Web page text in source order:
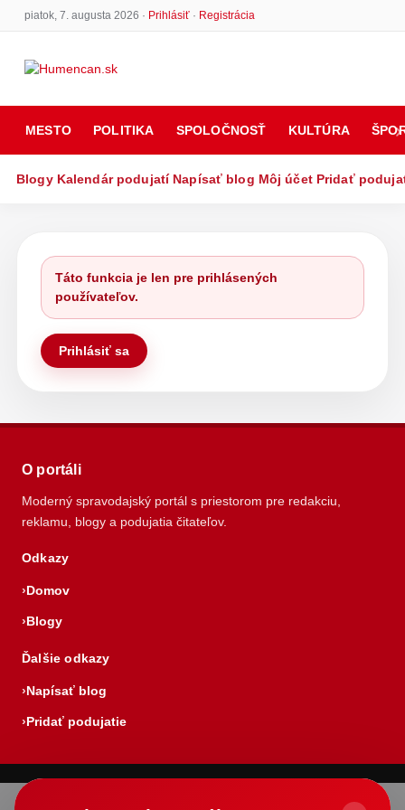
piatok, 7. augusta 2026 · Prihlásiť· Registrácia
MESTO POLITIKA SPOLOČNOSŤ KULTÚRA
Blogy Kalendár podujatí Napísať blog Môj účet Pridať
Táto funkcia je len pre prihlásených
používateľov.
Prihlásiť sa
O portáli
Moderný spravodajský portál s priestorom pre redakciu,
reklamu, blogy a podujatia čitateľov.
Odkazy
Domov
Blogy
Ďalšie odkazy
Napísať blog
Pridať podujatie